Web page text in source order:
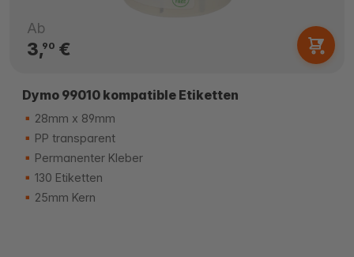
Ab
3,90€
Dymo 99010 kompatible Etiketten
28mm x 89mm
PP transparent
Permanenter Kleber
130 Etiketten
25mm Kern